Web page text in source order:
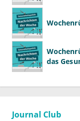
das
Journal Club